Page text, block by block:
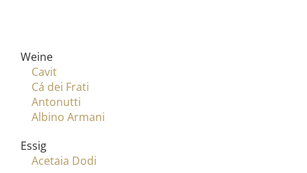
Weine
Cavit
Cá dei Frati
Antonutti
Albino Armani
Essig
Acetaia Dodi